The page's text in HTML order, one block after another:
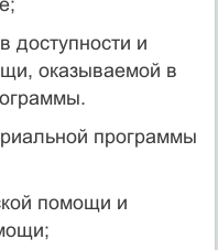
доступности и
оказываемой в
программы
помощи и